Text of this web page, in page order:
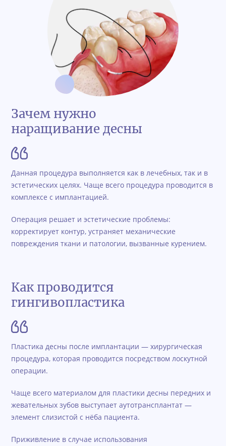
Зачем нужно
наращивание десны
Данная процедура выполняется как в лечебных, так и в
эстетических целях. Чаще всего процедура проводится в
комплексе с имплантацией.
Операция решает и эстетические проблемы:
корректирует контур, устраняет механические
повреждения ткани и патологии, вызванные курением.
Как проводится
гингивопластика
Пластика десны после имплантации — хирургическая
процедура, которая проводится посредством лоскутной
операции.
Чаще всего материалом для пластики десны передних и
жевательных зубов выступает аутотрансплантат —
элемент слизистой с нёба пациента.
Приживление в случае использования